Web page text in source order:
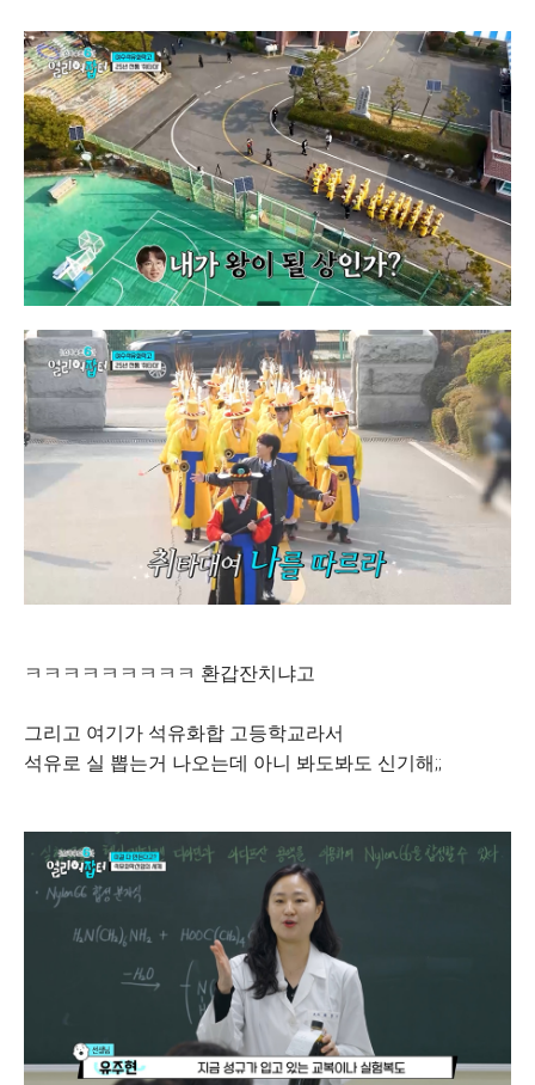
ㅋㅋㅋㅋㅋㅋㅋㅋㅋ 환갑잔치냐고
그리고 여기가 석유화합 고등학교라서
석유로 실 뽑는거 나오는데 아니 봐도봐도 신기해;;